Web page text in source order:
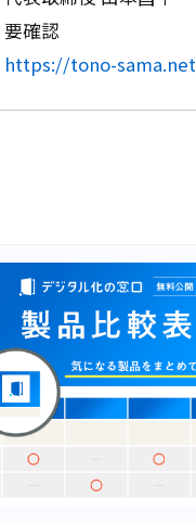
要確認
https://tono-